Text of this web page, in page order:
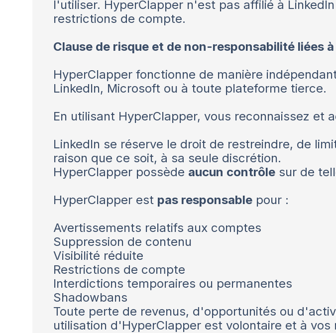
l'utiliser. HyperClapper n'est pas affilié à
restrictions de compte.
Clause de risque et de non-responsabilité liées
HyperClapper fonctionne de manière
LinkedIn, Microsoft ou à toute plateforme tierce.
En utilisant HyperClapper, vous reconnaissez et
LinkedIn se réserve le droit de restreindre, de
raison que ce soit, à sa seule discrétion.
HyperClapper possède aucun contrôle sur de
HyperClapper est pas responsable pour :
Avertissements relatifs aux comptes
Suppression de contenu
Visibilité réduite
Restrictions de compte
Interdictions temporaires ou permanentes
Shadowbans
Toute perte de revenus, d'opportunités ou
utilisation d'HyperClapper est volontaire et à vos